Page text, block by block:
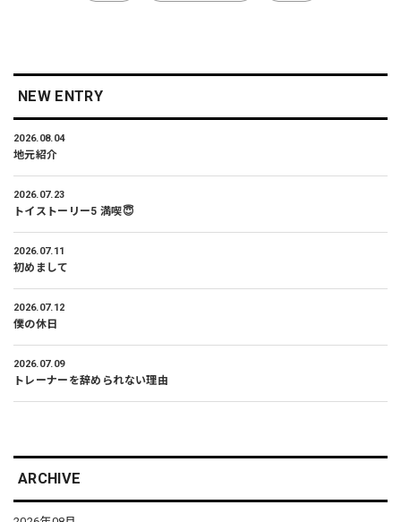
NEW ENTRY
2026.08.04
地元紹介
2026.07.23
トイストーリー5 満喫😇
2026.07.11
初めまして
2026.07.12
僕の休日
2026.07.09
トレーナーを辞められない理由
ARCHIVE